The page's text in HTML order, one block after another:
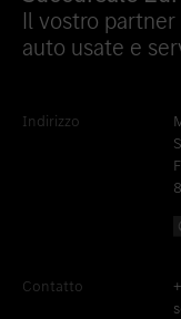
Inserire nei
Berna
Inserire nei
Biel
Inserire nei
Granges-
Inserire nei
Lugano-
Inserire nei
Il vostro
auto usate e
Indirizzo
Contatto